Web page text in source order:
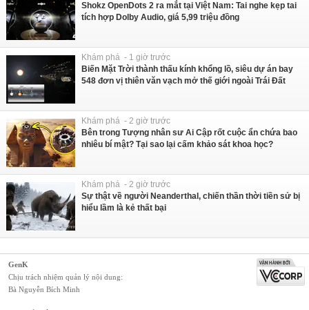
Shokz OpenDots 2 ra mắt tại Việt Nam: Tai nghe kẹp tai
tích hợp Dolby Audio, giá 5,99 triệu đồng
Khám phá - 1 giờ trước
Biến Mặt Trời thành thấu kính khổng lồ, siêu dự án bay
548 đơn vị thiên văn vạch mở thế giới ngoài Trái Đất
Khám phá - 2 giờ trước
Bên trong Tượng nhân sư Ai Cập rốt cuộc ẩn chứa bao
nhiêu bí mật? Tại sao lại cấm khảo sát khoa học?
Khám phá - 2 giờ trước
Sự thật về người Neanderthal, chiến thần thời tiền sử bị
hiểu lầm là kẻ thất bại
GenK
Chịu trách nhiệm quản lý nội dung:
Bà Nguyễn Bích Minh